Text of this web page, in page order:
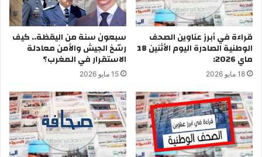
قراءة في أبرز عناوين الصحف
الوطنية الصادرة اليوم الأثنين 18
ماي 2026:
18 مايو 2026
سبعون سنة من اليقظة.. كيف
رسّخ الجيش والأمن معادلة
الاستقرار في المغرب؟
15 مايو 2026